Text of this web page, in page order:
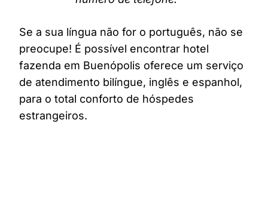
Se a sua língua não for o português, não se
preocupe! É possível encontrar hotel
fazenda em Buenópolis oferece um serviço
de atendimento bilíngue, inglês e espanhol,
para o total conforto de hóspedes
estrangeiros.